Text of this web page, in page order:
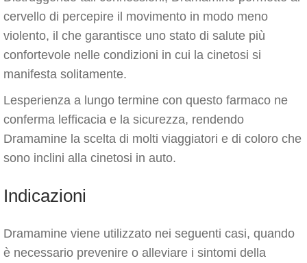
cervello di percepire il movimento in modo meno
violento, il che garantisce uno stato di salute più
confortevole nelle condizioni in cui la cinetosi si
manifesta solitamente.
Lesperienza a lungo termine con questo farmaco ne
conferma lefficacia e la sicurezza, rendendo
Dramamine la scelta di molti viaggiatori e di coloro che
sono inclini alla cinetosi in auto.
Indicazioni
Dramamine viene utilizzato nei seguenti casi, quando
è necessario prevenire o alleviare i sintomi della